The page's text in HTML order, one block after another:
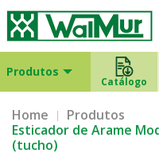
Produtos
Catálogo
Home
Produtos
Esticador de Arame
(tucho)